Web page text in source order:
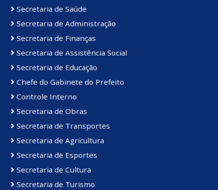
Secretaria de Saúde
Secretaria de Administração
Secretaria de Finanças
Secretaria de Assistência Social
Secretaria de Educação
Chefe do Gabinete do Prefeito
Controle Interno
Secretaria de Obras
Secretaria de Transportes
Secretaria de Agricultura
Secretaria de Esportes
Secretaria de Cultura
Secretaria de Turismo